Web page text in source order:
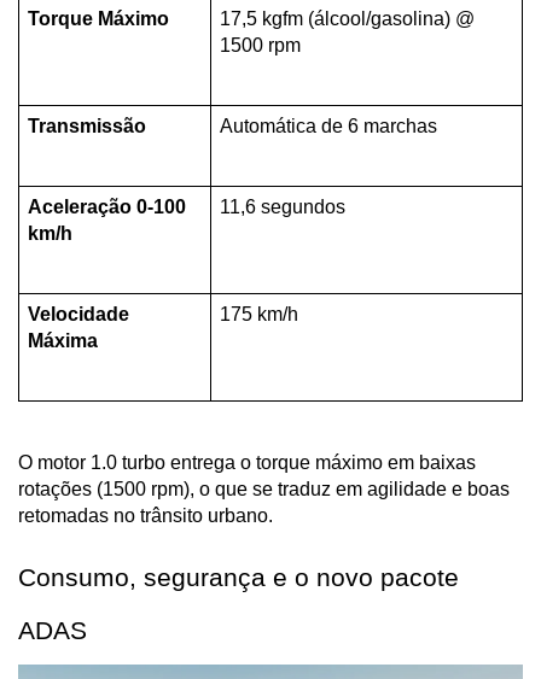
Torque Máximo
17,5 kgfm (álcool/gasolina) @
1500 rpm
Transmissão Automática de 6 marchas
Aceleração 0-100
km/h
11,6 segundos
Velocidade
Máxima
175 km/h
O motor 1.0 turbo entrega o torque máximo em baixas
rotações (1500 rpm), o que se traduz em agilidade e boas
retomadas no trânsito urbano.
Consumo, segurança e o novo pacote
ADAS